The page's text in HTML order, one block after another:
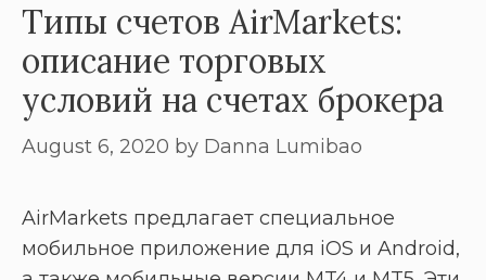
Типы счетов AirMarkets:
описание торговых
условий на счетах брокера
August 6, 2020 by Danna Lumibao
AirMarkets предлагает специальное
мобильное приложение для iOS и Android,